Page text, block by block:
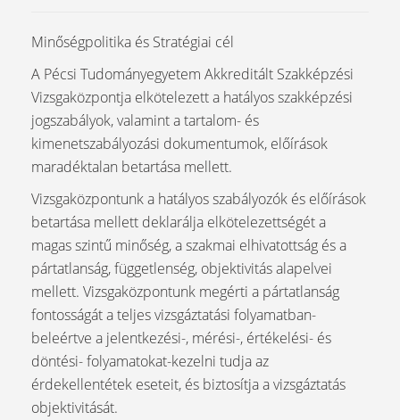
Minőségpolitika és Stratégiai cél
A Pécsi Tudományegyetem Akkreditált Szakképzési
Vizsgaközpontja elkötelezett a hatályos szakképzési
jogszabályok, valamint a tartalom- és
kimenetszabályozási dokumentumok, előírások
maradéktalan betartása mellett.
Vizsgaközpontunk a hatályos szabályozók és előírások
betartása mellett deklarálja elkötelezettségét a
magas szintű minőség, a szakmai elhivatottság és a
pártatlanság, függetlenség, objektivitás alapelvei
mellett. Vizsgaközpontunk megérti a pártatlanság
fontosságát a teljes vizsgáztatási folyamatban-
beleértve a jelentkezési-, mérési-, értékelési- és
döntési- folyamatokat-kezelni tudja az
érdekellentétek eseteit, és biztosítja a vizsgáztatás
objektivitását.